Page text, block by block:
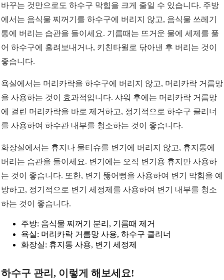
바꾸는 것만으로도 하수구 막힘을 크게 줄일 수 있습니다. 주방
에서는 음식물 찌꺼기를 하수구에 버리지 않고, 음식물 쓰레기
통에 버리는 습관을 들이세요. 기름때는 뜨거운 물에 세제를 풀
어 하수구에 흘려보내거나, 키친타월로 닦아낸 후 버리는 것이
좋습니다.
욕실에서는 머리카락을 하수구에 버리지 않고, 머리카락 거름망
을 사용하는 것이 효과적입니다. 샤워 후에는 머리카락 거름망
에 걸린 머리카락을 바로 제거하고, 정기적으로 하수구 클리너
를 사용하여 하수관 내부를 청소하는 것이 좋습니다.
화장실에서는 휴지나 물티슈를 변기에 버리지 않고, 휴지통에
버리는 습관을 들이세요. 변기에는 오직 변기용 휴지만 사용하
는 것이 좋습니다. 또한, 변기 뚫어뻥을 사용하여 변기 막힘을 예
방하고, 정기적으로 변기 세정제를 사용하여 변기 내부를 청소
하는 것이 좋습니다.
주방: 음식물 찌꺼기 분리, 기름때 제거
욕실: 머리카락 거름망 사용, 하수구 클리너
화장실: 휴지통 사용, 변기 세정제
하수구 관리, 이렇게 해보세요!